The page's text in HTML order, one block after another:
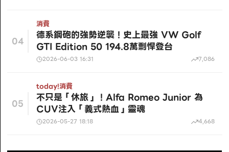
04
消費
德系鋼砲的強勢逆襲！史上最強 VW Golf
GTI Edition 50 194.8萬剽悍登台
2026-06-03 16:31 7,086
05
today!消費
不只是「休旅」！Alfa Romeo Junior 為
CUV注入「義式熱血」靈魂
2026-05-27 18:18 4,668